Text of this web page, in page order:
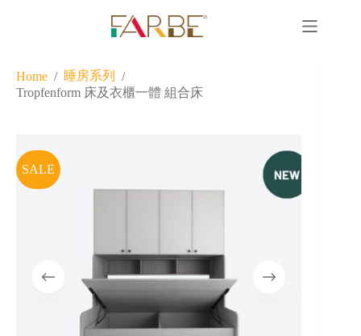
Home / 睡房系列
/
Tropfenform 床及衣櫃一體 組合床
SALE